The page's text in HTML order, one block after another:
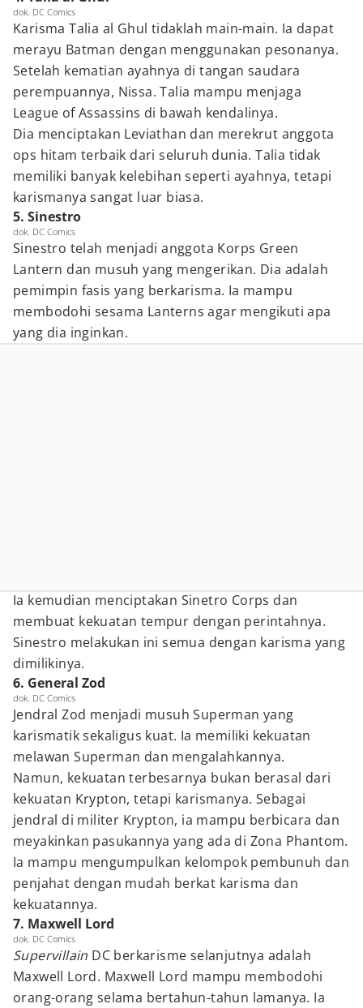
dok. DC Comics
Karisma Talia al Ghul tidaklah main-main. Ia dapat
merayu Batman dengan menggunakan pesonanya.
Setelah kematian ayahnya di tangan saudara
perempuannya, Nissa. Talia mampu menjaga
League of Assassins di bawah kendalinya.
Dia menciptakan Leviathan dan merekrut anggota
ops hitam terbaik dari seluruh dunia. Talia tidak
memiliki banyak kelebihan seperti ayahnya, tetapi
karismanya sangat luar biasa.
5. Sinestro
dok. DC Comics
Sinestro telah menjadi anggota Korps Green
Lantern dan musuh yang mengerikan. Dia adalah
pemimpin fasis yang berkarisma. Ia mampu
membodohi sesama Lanterns agar mengikuti apa
yang dia inginkan.
Ia kemudian menciptakan Sinetro Corps dan
membuat kekuatan tempur dengan perintahnya.
Sinestro melakukan ini semua dengan karisma yang
dimilikinya.
6. General Zod
dok. DC Comics
Jendral Zod menjadi musuh Superman yang
karismatik sekaligus kuat. Ia memiliki kekuatan
melawan Superman dan mengalahkannya.
Namun, kekuatan terbesarnya bukan berasal dari
kekuatan Krypton, tetapi karismanya. Sebagai
jendral di militer Krypton, ia mampu berbicara dan
meyakinkan pasukannya yang ada di Zona Phantom.
Ia mampu mengumpulkan kelompok pembunuh dan
penjahat dengan mudah berkat karisma dan
kekuatannya.
7. Maxwell Lord
dok. DC Comics
Supervillain DC berkarisme selanjutnya adalah
Maxwell Lord. Maxwell Lord mampu membodohi
orang-orang selama bertahun-tahun lamanya. Ia